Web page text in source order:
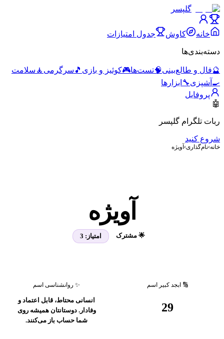
گلپسر
خانه کاوش جدول امتیازات
دسته‌بندی‌ها
🔮فال و طالع‌بینی🧠تست‌ها🎮کوئیز و بازی 🎵 سرگرمی 🧘 سلامت
🍳 آشپزی🔧 ابزارها
پروفایل
🤖
ربات تلگرام گلپسر
شروع کنید
خانه›نام‌گذاری› آویژه
آویژه
🌟 مشترک امتیاز: 3
🔢 ابجد کبیر اسم
29
✨ روانشناسی اسم
انسانی محتاط، قابل اعتماد و
وفادار. دوستانتان همیشه روی
شما حساب باز می‌کنند.